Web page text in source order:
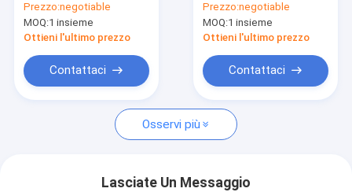
Notizie
Richieda una citazione
Mini Color Sorter
MINI Optical
Prezzo:negotiable
MOQ:1 insieme
Ottieni l'ultimo prezzo
Contattaci
50Hz del
selezionatore di
colore ha aumentato
lavorazione
Prezzo:negotiable
MOQ:1 insieme
Ottieni l'ultimo prezzo
Contattaci
Osservi più
Lasciate Un Messaggio